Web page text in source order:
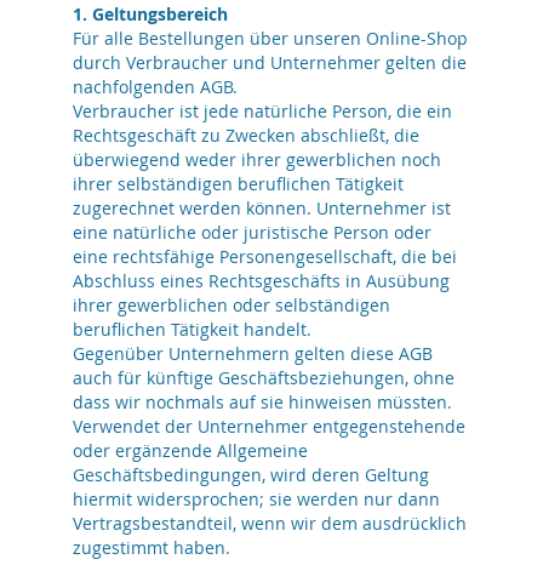
1. Geltungsbereich
Für alle Bestellungen über unseren Online-Shop
durch Verbraucher und Unternehmer gelten die
nachfolgenden AGB.
Verbraucher ist jede natürliche Person, die ein
Rechtsgeschäft zu Zwecken abschließt, die
überwiegend weder ihrer gewerblichen noch
ihrer selbständigen beruflichen Tätigkeit
zugerechnet werden können. Unternehmer ist
eine natürliche oder juristische Person oder
eine rechtsfähige Personengesellschaft, die bei
Abschluss eines Rechtsgeschäfts in Ausübung
ihrer gewerblichen oder selbständigen
beruflichen Tätigkeit handelt.
Gegenüber Unternehmern gelten diese AGB
auch für künftige Geschäftsbeziehungen, ohne
dass wir nochmals auf sie hinweisen müssten.
Verwendet der Unternehmer entgegenstehende
oder ergänzende Allgemeine
Geschäftsbedingungen, wird deren Geltung
hiermit widersprochen; sie werden nur dann
Vertragsbestandteil, wenn wir dem ausdrücklich
zugestimmt haben.